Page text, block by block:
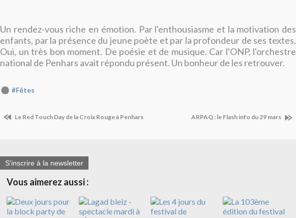
Un rendez-vous riche en émotion. Par l'enthousiasme et la motivation des
enfants, par la présence du jeune poète et par la profondeur de ses textes.
Oui, un très bon moment. De poésie et de musique. Car l'ONP, l'orchestre
national de Penhars avait répondu présent. Un bonheur de les retrouver.
#Fêtes
Le Red Touch Day de la Croix Rouge à Penhars ARPAQ : le Flash info du 29 mars
S'inscrire à la newsletter
Vous aimerez aussi :